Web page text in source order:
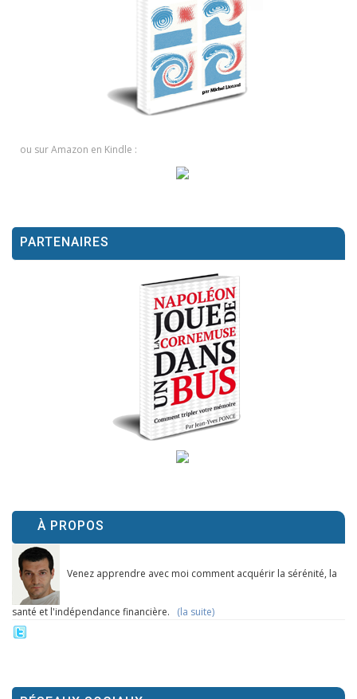
ou sur Amazon en Kindle :
PARTENAIRES
À PROPOS
Venez apprendre avec moi comment acquérir la sérénité, la
santé et l'indépendance financière. (la suite)